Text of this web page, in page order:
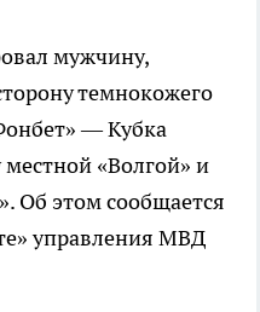
мужчину,
темнокожего
— Кубка
«Волгой» и
Об этом сообщается
управления МВД